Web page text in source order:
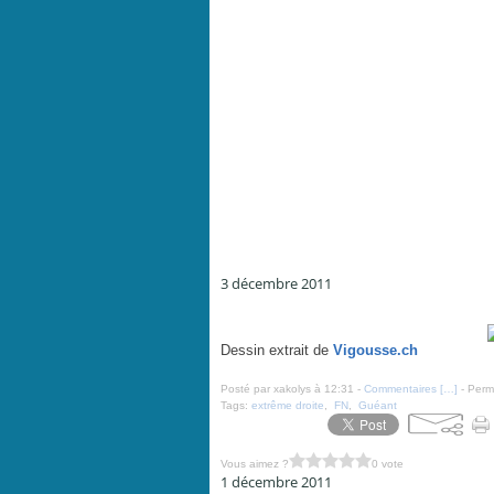
3 décembre 2011
Dessin extrait de Vigousse.ch
Posté par xakolys à 12:31 - Commentaires [… ] -
Tags: extrême droite FN, Guéant
Vous aimez ? 0 vote
1 décembre 2011